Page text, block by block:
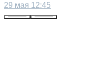
29 мая 12:45